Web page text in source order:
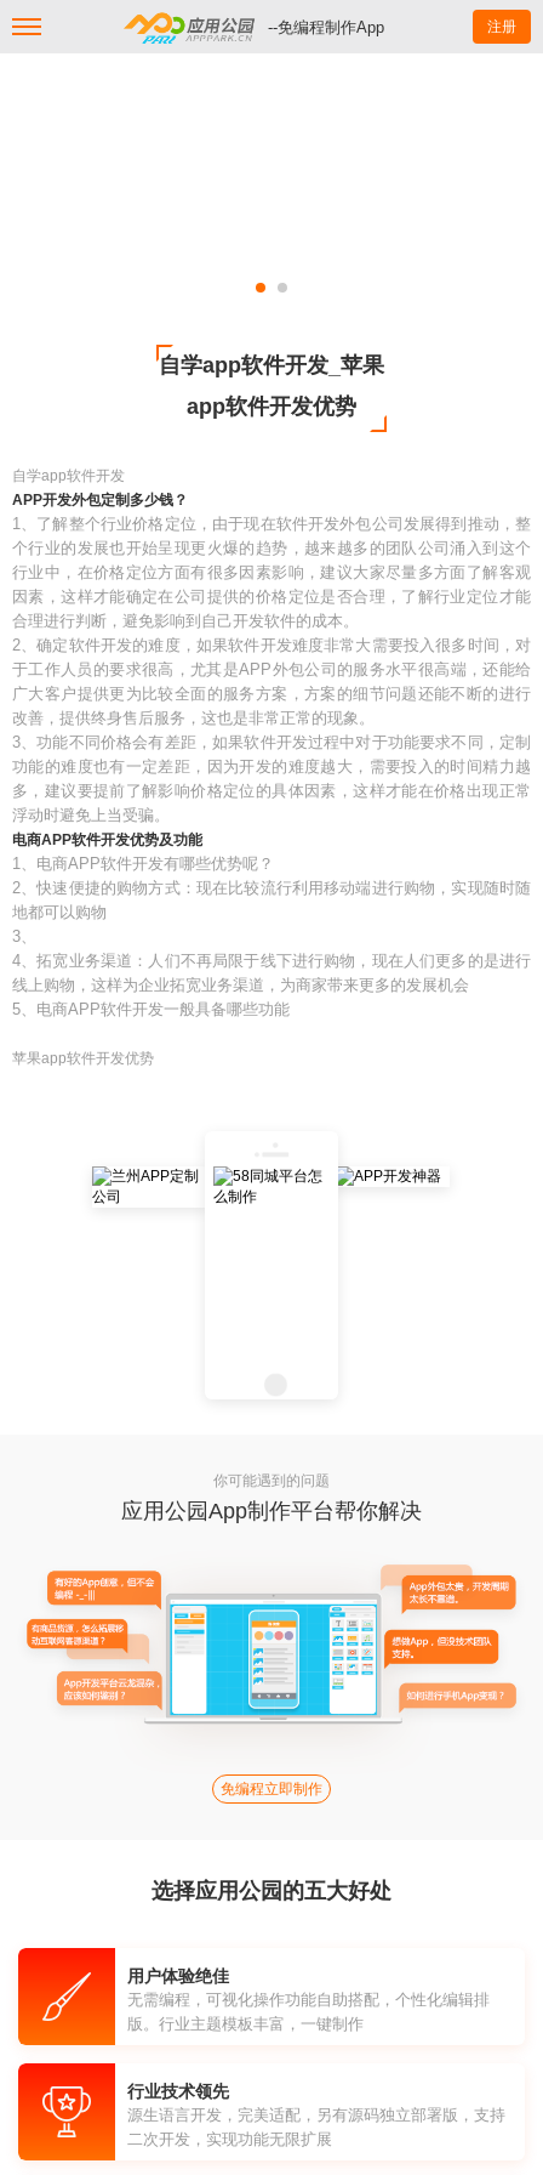
--免编程制作App 注册
自学app软件开发_苹果
app软件开发优势
自学app软件开发
APP开发外包定制多少钱？
1、了解整个行业价格定位，由于现在软件开发外包公司发展得到推动，整
个行业的发展也开始呈现更火爆的趋势，越来越多的团队公司涌入到这个
行业中，在价格定位方面有很多因素影响，建议大家尽量多方面了解客观
因素，这样才能确定在公司提供的价格定位是否合理，了解行业定位才能
合理进行判断，避免影响到自己开发软件的成本。
2、确定软件开发的难度，如果软件开发难度非常大需要投入很多时间，对
于工作人员的要求很高，尤其是APP外包公司的服务水平很高端，还能给
广大客户提供更为比较全面的服务方案，方案的细节问题还能不断的进行
改善，提供终身售后服务，这也是非常正常的现象。
3、功能不同价格会有差距，如果软件开发过程中对于功能要求不同，定制
功能的难度也有一定差距，因为开发的难度越大，需要投入的时间精力越
多，建议要提前了解影响价格定位的具体因素，这样才能在价格出现正常
浮动时避免上当受骗。
电商APP软件开发优势及功能
1、电商APP软件开发有哪些优势呢？
2、快速便捷的购物方式：现在比较流行利用移动端进行购物，实现随时随
地都可以购物
3、
4、拓宽业务渠道：人们不再局限于线下进行购物，现在人们更多的是进行
线上购物，这样为企业拓宽业务渠道，为商家带来更多的发展机会
5、电商APP软件开发一般具备哪些功能
苹果app软件开发优势
你可能遇到的问题
应用公园App制作平台帮你解决
免编程立即制作
选择应用公园的五大好处
用户体验绝佳
无需编程，可视化操作功能自助搭配，个性化编辑排
版。行业主题模板丰富，一键制作
行业技术领先
源生语言开发，完美适配，另有源码独立部署版，支持
二次开发，实现功能无限扩展